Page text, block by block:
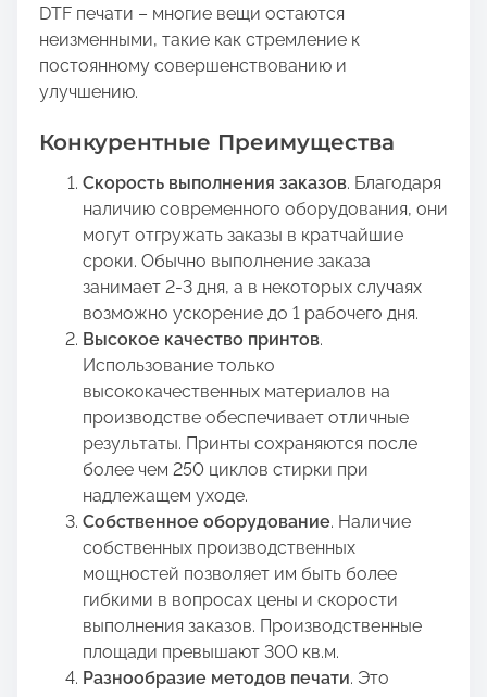
DTF печати – многие вещи остаются
неизменными, такие как стремление к
постоянному совершенствованию и
улучшению.
Конкурентные Преимущества
Скорость выполнения заказов. Благодаря
наличию современного оборудования, они
могут отгружать заказы в кратчайшие
сроки. Обычно выполнение заказа
занимает 2-3 дня, а в некоторых случаях
возможно ускорение до 1 рабочего дня.
Высокое качество принтов.
Использование только
высококачественных материалов на
производстве обеспечивает отличные
результаты. Принты сохраняются после
более чем 250 циклов стирки при
надлежащем уходе.
Собственное оборудование. Наличие
собственных производственных
мощностей позволяет им быть более
гибкими в вопросах цены и скорости
выполнения заказов. Производственные
площади превышают 300 кв.м.
Разнообразие методов печати. Это